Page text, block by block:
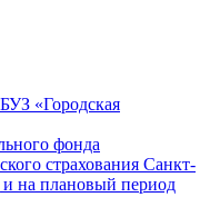
«Городская
фонда
страхования Санкт-
и на плановый период